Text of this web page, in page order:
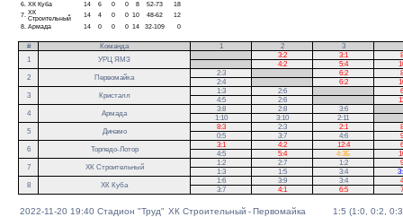
6. ХК Куба 14 6 0 0 8 52-73
18
7. ХК
Строительный
14 4 0 0 10 48-62
12
8. Армада 14 0 0 0 14 32-109 0
# Команда 1 2 3
1
УРЦ ЯМЗ
3:2 3:1
4:2 5:4
2
Первомайка
2:3 6:2
2:4
6:2
3
Кристалл
1:3 2:6
4:5
2:6
4
Армада
3:8 2:8 3:6
1:10
3:10 2:11
5
Динамо
8:3 2:3 2:1
0:5
3:7 4:6
6
Торпедо-Лотор
3:1 4:2 12:4
4:5
5:4 4:3Б
7
ХК Строительный
1:2 2:7 1:2
1:3
1:5 3:4
8
ХК Куба
1:6 3:9 3:4
3:7
4:1 6:5
2022-11-20 19:40 Стадион "Труд" ХК Строительный -Первомайка
1:5 (1:0, 0:2,